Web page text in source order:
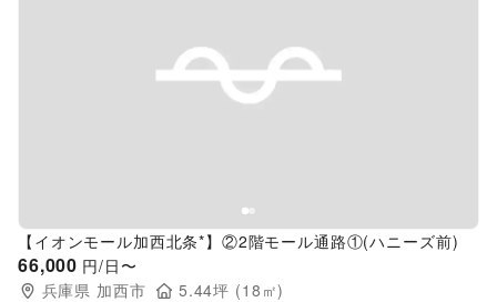
Previous slide
【イオンモール加西北条*】②2階モール通路①(ハニーズ前)
66,000 円/日〜
兵庫県 加西市 5.44坪 (18 ㎡)